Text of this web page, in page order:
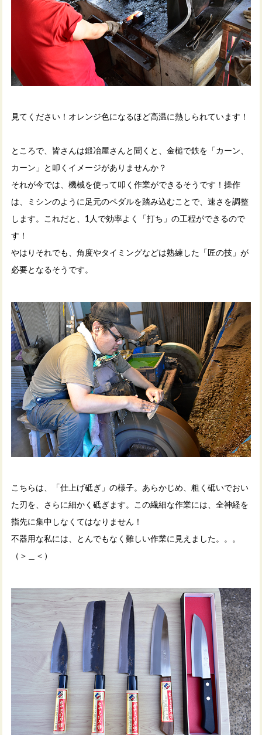
見てください！オレンジ色になるほど高温に熱しられています！
ところで、皆さんは鍛冶屋さんと聞くと、金槌で鉄を「カーン、
カーン」と叩くイメージがありませんか？
それが今では、機械を使って叩く作業ができるそうです！操作
は、ミシンのように足元のペダルを踏み込むことで、速さを調整
します。これだと、1人で効率よく「打ち」の工程ができるので
す！
やはりそれでも、角度やタイミングなどは熟練した「匠の技」が
必要となるそうです。
こちらは、「仕上げ砥ぎ」の様子。あらかじめ、粗く砥いでおい
た刃を、さらに細かく砥ぎます。この繊細な作業には、全神経を
指先に集中しなくてはなりません！
不器用な私には、とんでもなく難しい作業に見えました。。。
（＞＿＜）